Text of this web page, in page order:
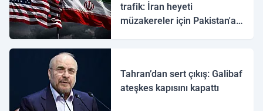
trafik: İran heyeti
müzakereler için Pakistan'a
Tahran’dan sert çıkış: Galibaf
ateşkes kapısını kapattı